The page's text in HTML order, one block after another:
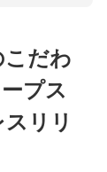
イティブへ
旬KWを活
だわ
プス
リリ